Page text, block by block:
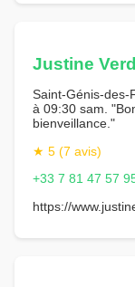
Justine
Saint-Génis-des-
à 09:30 sam.
bienveillance."
★ 5 (7 avis)
+33 7 81 47 57
https://